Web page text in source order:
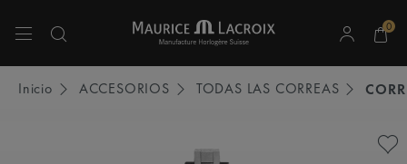
0
Inicio ACCESORIOS TODAS LAS CORREAS